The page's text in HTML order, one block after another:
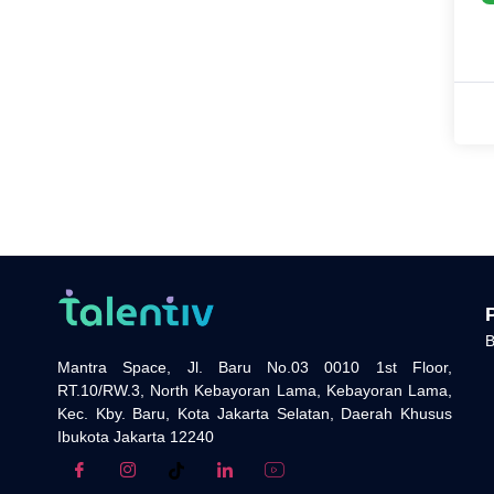
Mantra Space, Jl. Baru No.03 0010 1st Floor,
RT.10/RW.3, North Kebayoran Lama, Kebayoran Lama,
Kec. Kby. Baru, Kota Jakarta Selatan, Daerah Khusus
Ibukota Jakarta 12240